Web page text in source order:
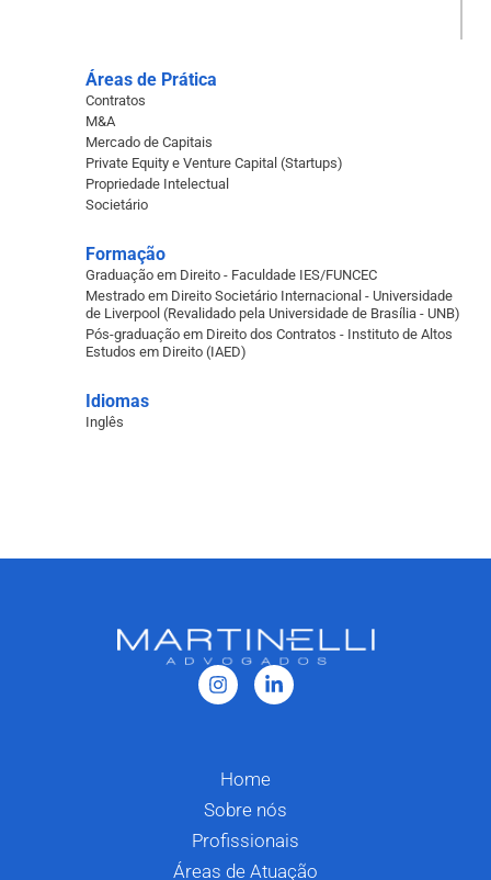
Áreas de Prática
Contratos
M&A
Mercado de Capitais
Private Equity e Venture Capital (Startups)
Propriedade Intelectual
Societário
Formação
Graduação em Direito - Faculdade IES/FUNCEC
Mestrado em Direito Societário Internacional - Universidade
de Liverpool (Revalidado pela Universidade de Brasília - UNB)
Pós-graduação em Direito dos Contratos - Instituto de Altos
Estudos em Direito (IAED)
Idiomas
Inglês
Home
Sobre nós
Profissionais
Áreas de Atuação